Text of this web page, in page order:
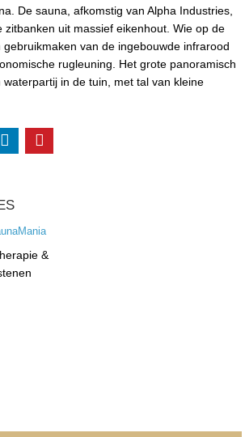
De sauna, afkomstig van Alpha Industries,
zitbanken uit massief eikenhout. Wie op de
van de ingebouwde infrarood
rugleuning. Het grote panoramisch
in de tuin, met tal van kleine
&